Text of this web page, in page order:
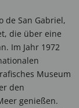
de San Gabriel,
die über eine
Im Jahr 1972
Museum
den
genießen.